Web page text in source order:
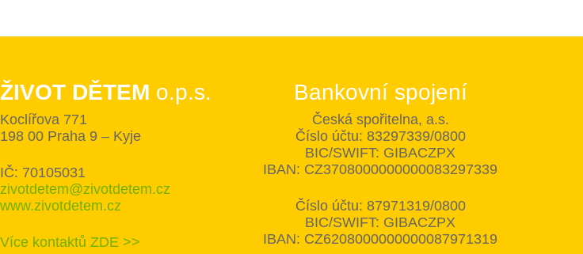
ŽIVOT DĚTEM o.p.s.
Koclířova 771
198 00 Praha 9 – Kyje
IČ: 70105031
zivotdetem@zivotdetem.cz
www.zivotdetem.cz
Více kontaktů ZDE >>
Bankovní spojení
Česká spořitelna, a.s.
Číslo účtu: 83297339/0800
BIC/SWIFT: GIBACZPX
IBAN: CZ3708000000000083297339
Číslo účtu: 87971319/0800
BIC/SWIFT: GIBACZPX
IBAN: CZ6208000000000087971319